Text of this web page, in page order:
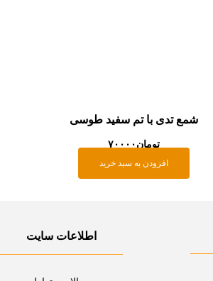
شمع تدی با تم سفید طوسی
تومان۷۰۰۰۰
افزودن به سبد خرید
اطلاعات سایت